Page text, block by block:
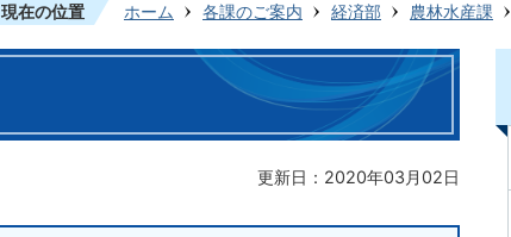
現在の位置 ホーム 各課のご案内 経済部 農林水産課
更新日：2020年03月02日